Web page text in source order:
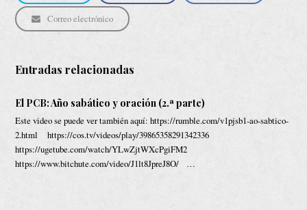
Correo electrónico
Entradas relacionadas
El PCB: Año sabático y oración (2.ª parte)
Este video se puede ver también aquí: https://rumble.com/v1pjsb1-ao-sabtico-
2.html https://cos.tv/videos/play/39865358291342336
https://ugetube.com/watch/YLwZjtWXcPgiFM2
https://www.bitchute.com/video/J1lt8JpreJ8O/ …